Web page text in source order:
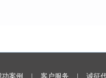
功案例 | 客户服务 | 诚征